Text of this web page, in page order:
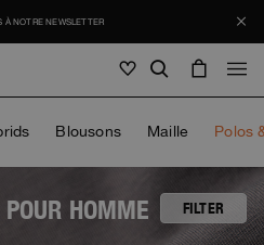
À NOTRE NEWSLETTER
Blousons Maille Polos
FILTER
HOMME